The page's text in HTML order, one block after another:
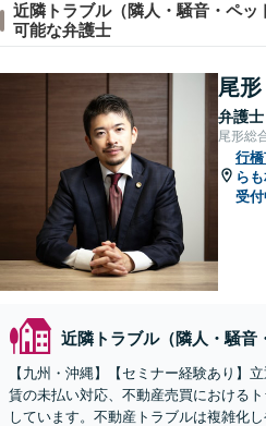
近隣トラブル（隣人・騒音・ペ
可能な弁護士
尾
弁護士
尾形総
行
ら
受付
近隣トラブル（隣人・騒音
【九州・沖縄】【セミナー経験あり】
賃の未払い対応、不動産売買における
しています。不動産トラブルは複雑化